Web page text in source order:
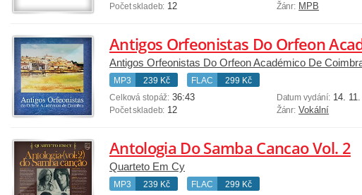
Počet skladeb: 12 Žánr: MPB
Antigos Orfeonistas Do Orfeon
Antigos Orfeonistas Do Orfeon Académico De
MP3 239 Kč FLAC
299 Kč
Celková stopáž: 36:43
Počet skladeb: 12
Datum vydání: 14.
Žánr: Vokální
Antologia Do Samba Cancao Vol. 2
Quarteto Em Cy
MP3 239 Kč FLAC
299 Kč